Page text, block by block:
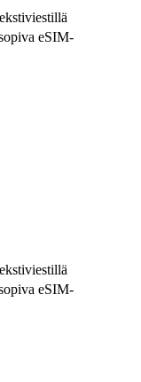
eSIM-
eSIM-